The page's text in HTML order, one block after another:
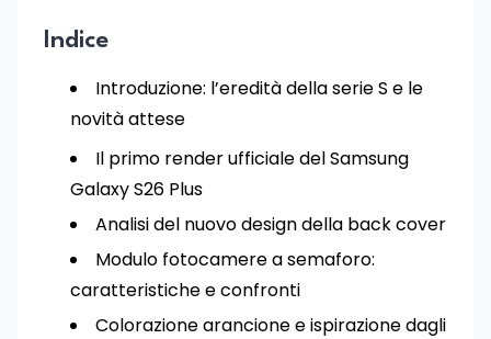
Indice
Introduzione: l’eredità della serie S e le
novità attese
Il primo render ufficiale del Samsung
Galaxy S26 Plus
Analisi del nuovo design della back cover
Modulo fotocamere a semaforo:
caratteristiche e confronti
Colorazione arancione e ispirazione dagli